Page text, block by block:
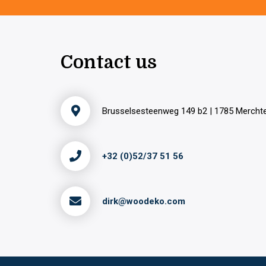
Contact us
Brusselsesteenweg 149 b2 | 1785
+32 (0)52/37 51 56
dirk@woodeko.com